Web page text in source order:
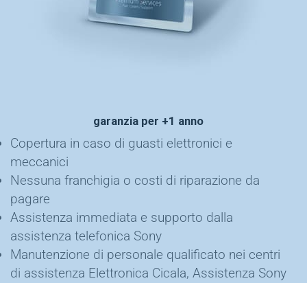
garanzia per +1 anno
Copertura in caso di guasti elettronici e
meccanici
Nessuna franchigia o costi di riparazione da
pagare
Assistenza immediata e supporto dalla
assistenza telefonica Sony
Manutenzione di personale qualificato nei centri
di assistenza Elettronica Cicala, Assistenza Sony